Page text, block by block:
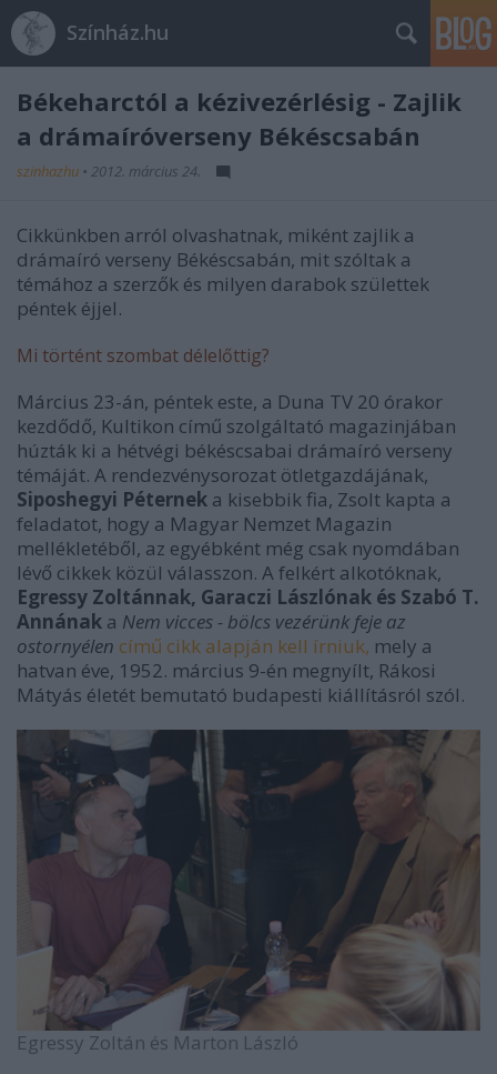
Színház.hu
Békeharctól a kézivezérlésig - Zajlik
a drámaíróverseny Békéscsabán
szinhazhu • 2012. március 24.
Cikkünkben arról olvashatnak, miként zajlik a
drámaíró verseny Békéscsabán, mit szóltak a
témához a szerzők és milyen darabok születtek
péntek éjjel.
Mi történt szombat délelőttig?
Március 23-án, péntek este, a Duna TV 20 órakor
kezdődő, Kultikon című szolgáltató magazinjában
húzták ki a hétvégi békéscsabai drámaíró verseny
témáját. A rendezvénysorozat ötletgazdájának,
Siposhegyi Péternek a kisebbik fia, Zsolt kapta a
feladatot, hogy a Magyar Nemzet Magazin
mellékletéből, az egyébként még csak nyomdában
lévő cikkek közül válasszon. A felkért alkotóknak,
Egressy Zoltánnak, Garaczi Lászlónak és Szabó T.
Annának a Nem vicces - bölcs vezérünk feje az
ostornyélen című cikk alapján kell írniuk, mely a
hatvan éve, 1952. március 9-én megnyílt, Rákosi
Mátyás életét bemutató budapesti kiállításról szól.
Egressy Zoltán és Marton László